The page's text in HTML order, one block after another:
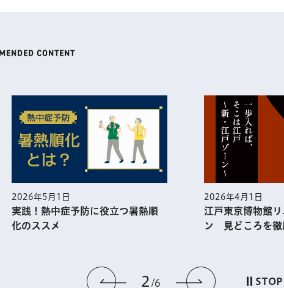
前のスライドを表示
2 6 次のス
STOP
2026年5月1日
実践！熱中症予防に役⽴つ暑熱順
化のススメ
2026年4月1日
江戸東京博物館
ン 見どころを徹